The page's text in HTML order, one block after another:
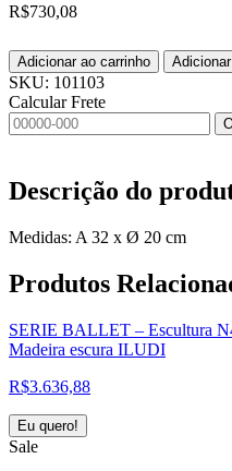
R$730,08
Adicionar ao carrinho
SKU: 101103
Calcular Frete
Descrição do
Medidas: A 32 x Ø 20 cm
Produtos
SERIE BALLET – Escultura
Madeira escura ILUDI
R$3.636,88
Eu quero!
Sale